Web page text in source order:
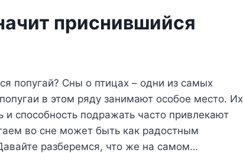
приснившийся
попугай? Сны о птицах – одни из самых
в этом ряду занимают особое место. Их
и способность подражать часто привлекают
во сне может быть как радостным
разберемся, что же на самом…